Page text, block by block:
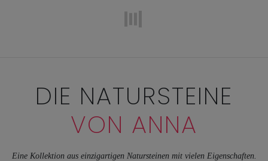
DIE NATURSTEINE
VON ANNA
Eine Kollektion aus einzigartigen Natursteinen mit vielen Eigenschaften.